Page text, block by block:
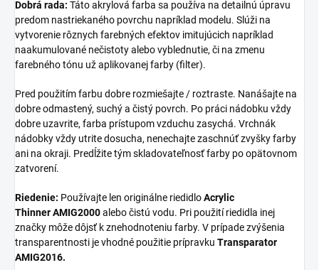
Dobrá rada: Táto akrylová farba sa používa na detailnú úpravu
predom nastriekaného povrchu napríklad modelu. Slúži na
vytvorenie rôznych farebných efektov imitujúcich napríklad
naakumulované nečistoty alebo vyblednutie, či na zmenu
farebného tónu už aplikovanej farby (filter).
Pred použitím farbu dobre rozmiešajte / roztraste. Nanášajte na
dobre odmastený, suchý a čistý povrch. Po práci nádobku vždy
dobre uzavrite, farba prístupom vzduchu zasychá. Vrchnák
nádobky vždy utrite dosucha, nenechajte zaschnúť zvyšky farby
ani na okraji. Predĺžite tým skladovateľnosť farby po opätovnom
zatvorení.
Riedenie: Používajte len originálne riedidloAcrylic
Thinner AMIG2000alebo čistú vodu. Pri použití riedidla inej
značky môže dôjsť k znehodnoteniu farby. V prípade zvýšenia
transparentnosti je vhodné použitie prípravku Transparator
AMIG2016.